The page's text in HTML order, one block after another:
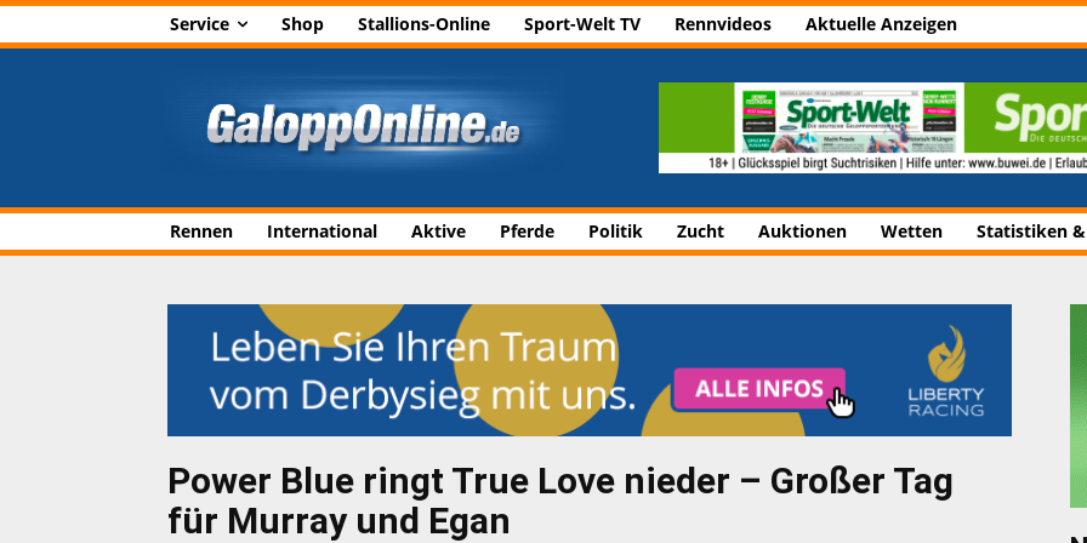
Service Shop Stallions-Online Sport-Welt TV Rennvideos Aktuelle Anzeigen
Rennen International Aktive Pferde Politik Zucht Auktionen Wetten Statistiken
Power Blue ringt True Love nieder – Großer Tag
für Murray und Egan